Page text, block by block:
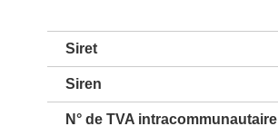
Siret
Siren
N° de TVA intracommunautaire